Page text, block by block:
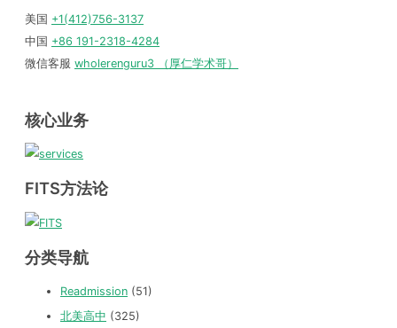
美国 +1(412)756-3137
中国 +86 191-2318-4284
微信客服 wholerenguru3 （厚仁学术哥）
核心业务
FITS方法论
分类导航
Readmission (51)
北美高中 (325)